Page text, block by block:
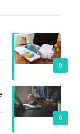
0
0